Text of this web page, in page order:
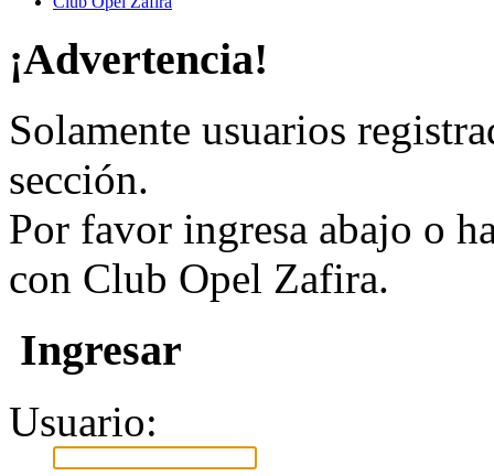
¡Advertencia!
Solamente usuarios
sección.
Por favor ingresa abajo o
con Club Opel Zafira.
Ingresar
Usuario: